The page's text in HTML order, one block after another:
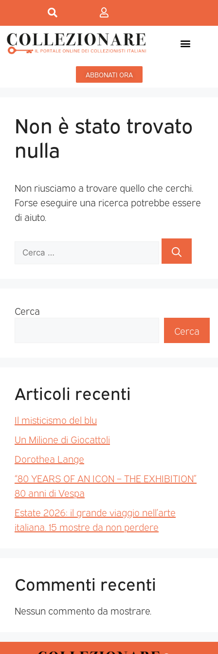
ABBONATI ORA
Non è stato trovato
nulla
Non riusciamo a trovare quello che cerchi.
Forse eseguire una ricerca potrebbe essere
di aiuto.
Cerca
Cerca
Articoli recenti
Il misticismo del blu
Un Milione di Giocattoli
Dorothea Lange
“80 YEARS OF AN ICON – THE EXHIBITION”
80 anni di Vespa
Estate 2026: il grande viaggio nell’arte
italiana. 15 mostre da non perdere
Commenti recenti
Nessun commento da mostrare.